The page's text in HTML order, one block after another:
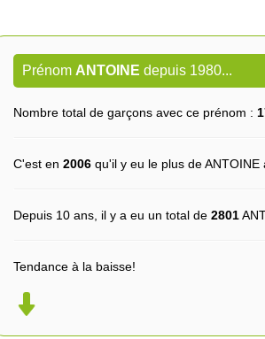
Prénom ANTOINE depuis 1980...
Nombre total de garçons avec ce prénom :
C'est en 2006 qu'il y eu le plus de ANTOINE
Depuis 10 ans, il y a eu un total de 2801
Tendance à la baisse!